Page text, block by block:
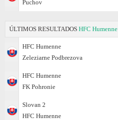
Puchov
ÚLTIMOS RESULTADOS HFC Humenne
HFC Humenne
Zeleziarne Podbrezova
HFC Humenne
FK Pohronie
Slovan 2
HFC Humenne